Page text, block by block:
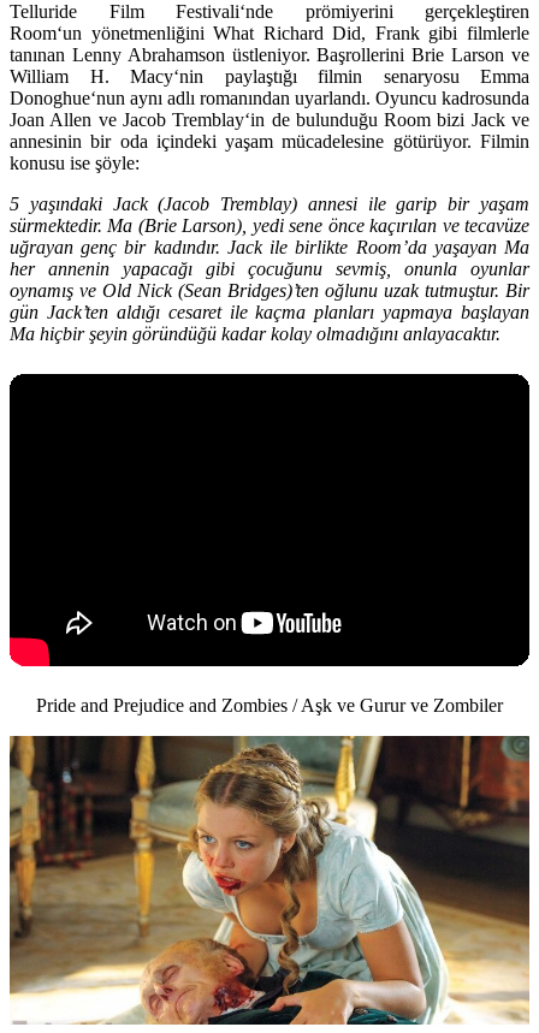
Telluride Film Festivali‘nde prömiyerini gerçekleştiren
Room‘un yönetmenliğini What Richard Did, Frank gibi filmlerle
tanınan Lenny Abrahamson üstleniyor. BaşrolleriniBrie Larson ve
William H. Macy‘nin paylaştığı filmin senaryosu Emma
Donoghue‘nun aynı adlı romanından uyarlandı. Oyuncu kadrosunda
Joan Allen ve Jacob Tremblay‘in de bulunduğuRoom bizi Jack ve
annesinin bir oda içindeki yaşam mücadelesine götürüyor. Filmin
konusu ise şöyle:
5 yaşındaki Jack (Jacob Tremblay) annesi ile garip bir yaşam
sürmektedir. Ma (Brie Larson), yedi sene önce kaçırılan ve tecavüze
uğrayan genç bir kadındır. Jack ile birlikte Room’da yaşayan Ma
her annenin yapacağı gibi çocuğunu sevmiş, onunla oyunlar
oynamış ve Old Nick (Sean Bridges)’ten oğlunu uzak tutmuştur. Bir
gün Jack’ten aldığı cesaret ile kaçma planları yapmaya başlayan
Ma hiçbir şeyin göründüğü kadar kolay olmadığını anlayacaktır.
Pride and Prejudice and Zombies / Aşk ve Gurur ve Zombiler